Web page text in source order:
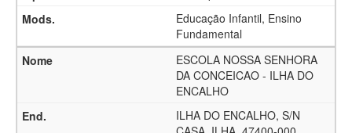
Educação Infantil, Ensino
Fundamental
ESCOLA NOSSA SENHORA
DA CONCEICAO - ILHA DO
ENCALHO
ILHA DO ENCALHO, S/N